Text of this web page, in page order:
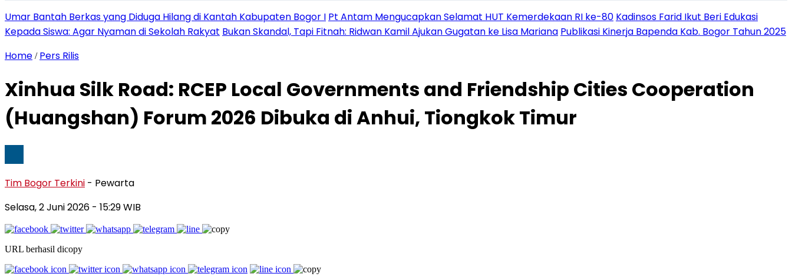
Umar Bantah Berkas yang Diduga Hilang di Kantah Kabupaten Bogor I Pt Antam Mengucapkan Selamat HUT Kemerdekaan RI ke-80 Kadinsos Farid Ikut Beri Edukasi
Kepada Siswa: Agar Nyaman di Sekolah Rakyat Bukan Skandal, Tapi Fitnah: Ridwan Kamil Ajukan Gugatan ke Lisa Mariana Publikasi Kinerja Bapenda Kab. Bogor Tahun 2025
Home / Pers Rilis
Xinhua Silk Road: RCEP Local Governments and Friendship Cities Cooperation
(Huangshan) Forum 2026 Dibuka di Anhui, Tiongkok Timur
Tim Bogor Terkini - Pewarta
Selasa, 2 Juni 2026 - 15:29 WIB
URL berhasil dicopy